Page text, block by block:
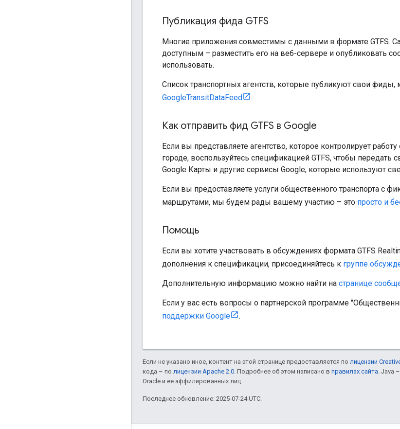
Публикация фида GTFS
Многие приложения совместимы с данными в формате GTFS.
доступным – разместить его на веб-сервере и опубликовать
использовать.
Список транспортных агентств, которые публикуют свои фиды,
GoogleTransitDataFeed
.
Как отправить фид GTFS в Google
Если вы представляете агентство, которое контролирует
городе, воспользуйтесь спецификацией GTFS, чтобы передать
Google Карты и другие сервисы Google, которые используют
Если вы предоставляете услуги общественного транспорта с
маршрутами, мы будем рады вашему участию – это просто и
Помощь
Если вы хотите участвовать в обсуждениях формата GTFS
дополнения к спецификации, присоединяйтесь к группе
Дополнительную информацию можно найти на странице
Если у вас есть вопросы о партнерской программе
поддержки Google
.
Если не указано иное, контент на этой странице предоставляется по лицензии
кода – по лицензии Apache 2.0 . Подробнее об этом написано в правилах сайта . Java
Oracle и ее аффилированных лиц.
Последнее обновление: 2025-07-24 UTC.